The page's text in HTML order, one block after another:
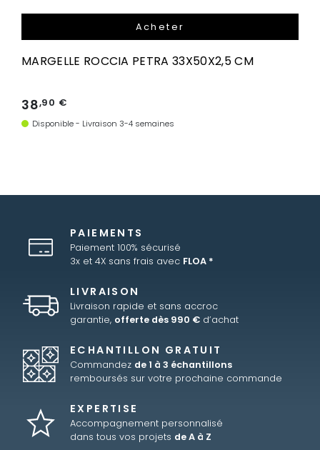
Acheter
MARGELLE ROCCIA PETRA 33X50X2,5 CM
38,90 €
Disponible - Livraison 3-4 semaines
PAIEMENTS
Paiement 100% sécurisé
3x et 4X sans frais avec FLOA *
LIVRAISON
Livraison rapide et sans accroc
garantie, offerte dès 990 € d’achat
ECHANTILLON GRATUIT
Commandez de 1 à 3 échantillons
remboursés sur votre prochaine commande
EXPERTISE
Accompagnement personnalisé
dans tous vos projets de A à Z